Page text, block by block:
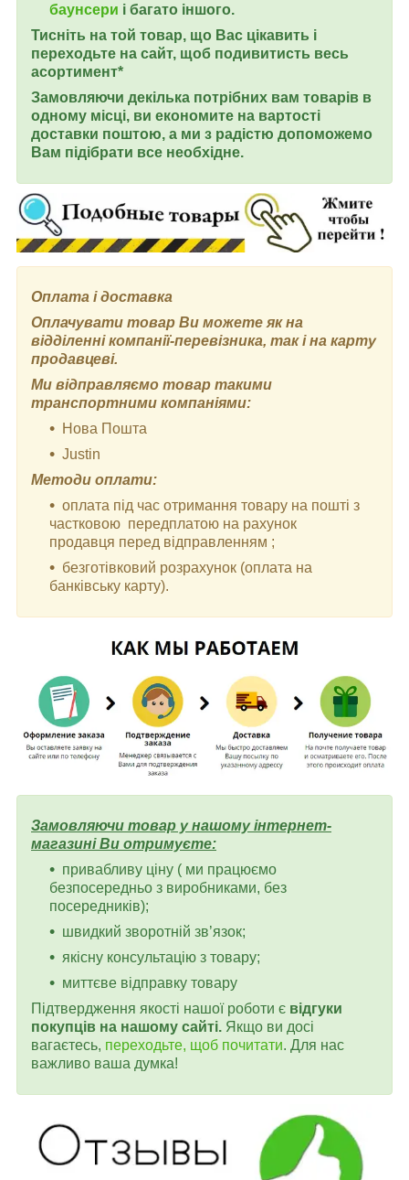
баунсери і багато іншого.
Тисніть на той товар, що Вас цікавить і
переходьте на сайт, щоб подивитисть весь
асортимент*
Замовляючи декілька потрібних вам товарів в
одному місці, ви економите на вартості
доставки поштою, а ми з радістю допоможемо
Вам підібрати все необхідне.
Оплата і доставка
Оплачувати товар Ви можете як на
відділенні компанії-перевізника, так і на карту
продавцеві.
Ми відправляємо товар такими
транспортними компаніями:
Нова Пошта
Justin
Методи оплати:
оплата під час отримання товару на пошті з
частковою передплатою на рахунок
продавця перед відправленням ;
безготівковий розрахунок (оплата на
банківську карту).
Замовляючи товар у нашому інтернет-
магазині Ви отримуєте:
привабливу ціну ( ми працюємо
безпосередньо з виробниками, без
посередників);
швидкий зворотній зв’язок;
якісну консультацію з товару;
миттєве відправку товару
Підтвердження якості нашої роботи є відгуки
покупців на нашому сайті. Якщо ви досі
вагаєтесь, переходьте, щоб почитати. Для нас
важливо ваша думка!